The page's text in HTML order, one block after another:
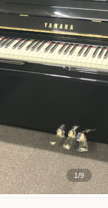
1/9